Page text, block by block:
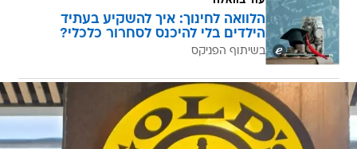
הלוואה לחינוך: איך להשקיע בעתיד
הילדים בלי להיכנס לסחרור כלכלי?
בשיתוף הפניקס